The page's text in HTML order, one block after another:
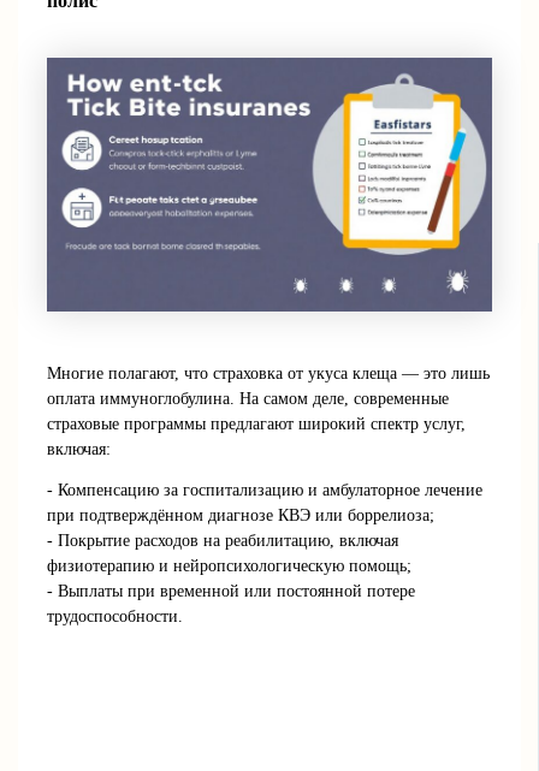
Многие полагают, что страховка от укуса клеща — это лишь
оплата иммуноглобулина. На самом деле, современные
страховые программы предлагают широкий спектр услуг,
включая:
- Компенсацию за госпитализацию и амбулаторное лечение
при подтверждённом диагнозе КВЭ или боррелиоза;
- Покрытие расходов на реабилитацию, включая
физиотерапию и нейропсихологическую помощь;
- Выплаты при временной или постоянной потере
трудоспособности.